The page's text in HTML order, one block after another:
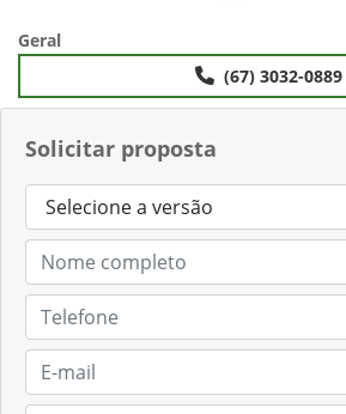
Solicitar proposta
Geral
(67) 3032-0889